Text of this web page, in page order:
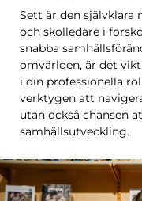
Sett är den självklara
och skolledare i
snabba
omvärlden, är det
i din professionella
verktygen att
utan också chansen
samhällsutveckling.